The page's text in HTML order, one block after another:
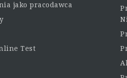
jako pracodawca
Test